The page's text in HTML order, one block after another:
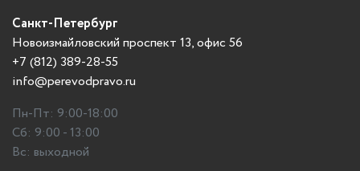
Санкт-Петербург
Новоизмайловский проспект 13, офис 56
+7 (812) 389-28-55
info@perevodpravo.ru
Пн-Пт: 9:00-18:00
Сб: 9:00 - 13:00
Вс: выходной